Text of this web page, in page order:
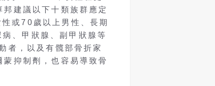
建議以下十類族群應定
或70歲以上男性、長期
、甲狀腺、副甲狀腺等
者，以及有髖部骨折家
抑制劑，也容易導致骨